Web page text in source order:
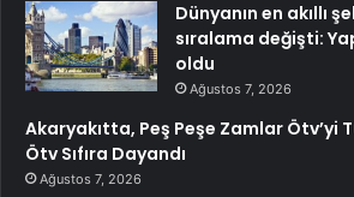
Dünyanın en akıllı
sıralama değişti:
oldu
Ağustos 7, 2026
Akaryakıtta, Peş Peşe Zamlar Ötv’yi
Ötv Sıfıra Dayandı
Ağustos 7, 2026